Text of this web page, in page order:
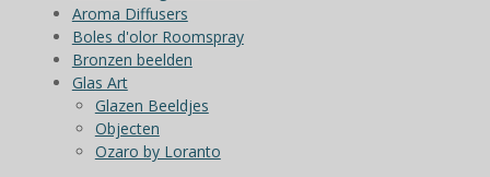
Aroma Diffusers
Boles d'olor Roomspray
Bronzen beelden
Glas Art
Glazen Beeldjes
Objecten
Ozaro by Loranto